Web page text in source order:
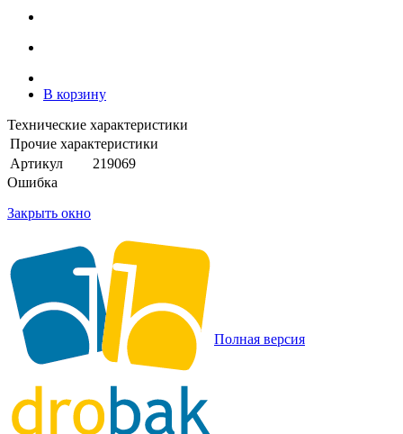
В корзину
Технические характеристики
Прочие характеристики
Артикул
219069
Ошибка
Закрыть окно
Полная версия